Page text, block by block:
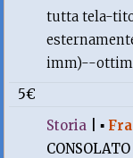
tutta tela-
imm)--
5€
Storia |▪